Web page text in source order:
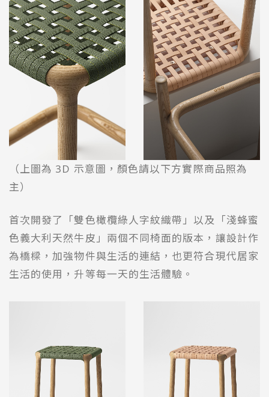
（上圖為 3D 示意圖，顏色請以下方實際商品照為
主）
首次開發了「雙色橄欖綠人字紋織帶」以及「淺蜂蜜
色義大利天然牛皮」兩個不同椅面的版本，讓設計作
為橋樑，加強物件與生活的連結，也更符合現代居家
生活的使用，升等每一天的生活體驗。